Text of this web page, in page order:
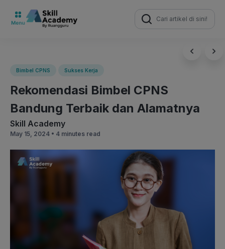
Search
for:
Bimbel CPNS Sukses Kerja
Rekomendasi Bimbel CPNS
Bandung Terbaik dan Alamatnya
Skill Academy
May 15, 2024 • 4 minutes read